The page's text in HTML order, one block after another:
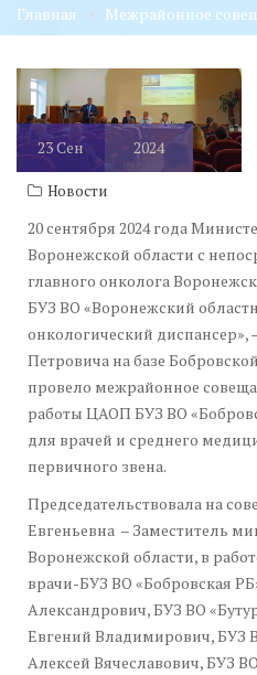
Главная Межрайонное
23Сен 2024
Новости
20 сентября 2024 года
Воронежской области с
главного онколога
БУЗ ВО «Воронежский
онкологический
Петровича на базе
провело межрайонное
работы ЦАОП БУЗ ВО
для врачей и среднего
первичного звена.
Председательствовала на
Евгеньевна – Заместитель
Воронежской области, в
врачи-БУЗ ВО «Бобровская
Александрович, БУЗ ВО
Евгений Владимирович, БУЗ
Алексей Вячеславович, БУЗ